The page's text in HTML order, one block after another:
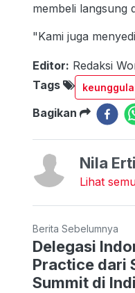
membeli langsung
"Kami juga
Editor: Redaksi
Tags
Bagikan
Nila
Lihat
Berita Sebelumnya
Delegasi
Practice dari
Summit di